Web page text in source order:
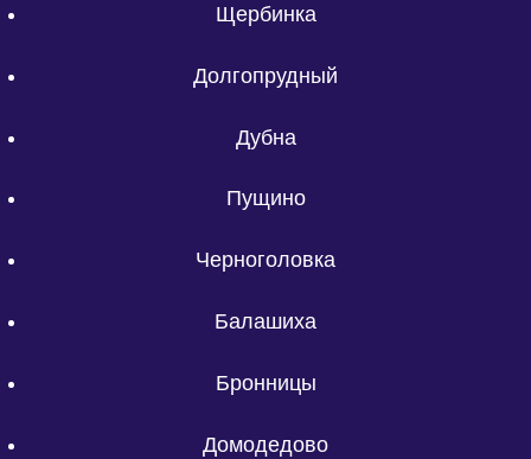
Щербинка
Долгопрудный
Дубна
Пущино
Черноголовка
Балашиха
Бронницы
Домодедово